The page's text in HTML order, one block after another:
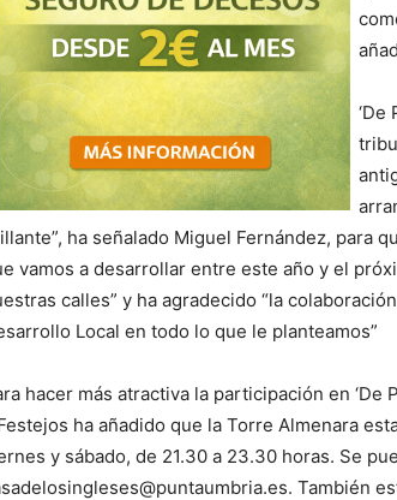
‘De
ha señalado Miguel Fernández, para
vamos a desarrollar entre este año y el
calles” y ha agradecido “la
Local en todo lo que le planteamos”
hacer más atractiva la participación en
ha añadido que la Torre Almenara
y sábado, de 21.30 a 23.30 horas. Se
También